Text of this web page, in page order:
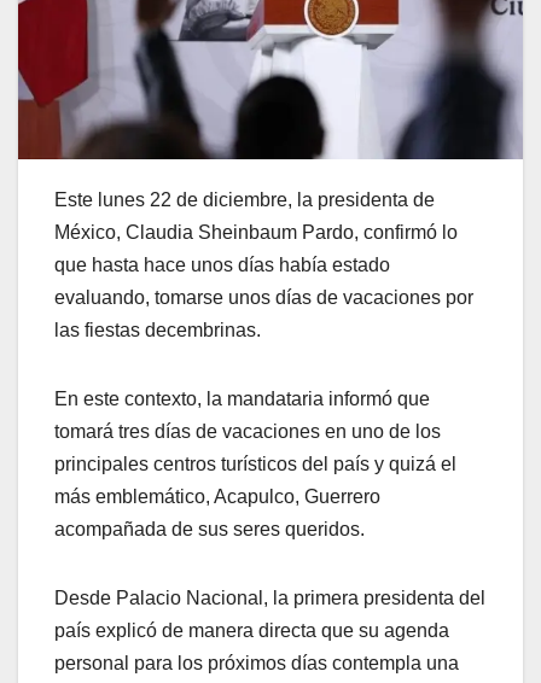
Este lunes 22 de diciembre, la presidenta de
México, Claudia Sheinbaum Pardo, confirmó lo
que hasta hace unos días había estado
evaluando, tomarse unos días de vacaciones por
las fiestas decembrinas.
En este contexto, la mandataria informó que
tomará tres días de vacaciones en uno de los
principales centros turísticos del país y quizá el
más emblemático, Acapulco, Guerrero
acompañada de sus seres queridos.
Desde Palacio Nacional, la primera presidenta del
país explicó de manera directa que su agenda
personal para los próximos días contempla una